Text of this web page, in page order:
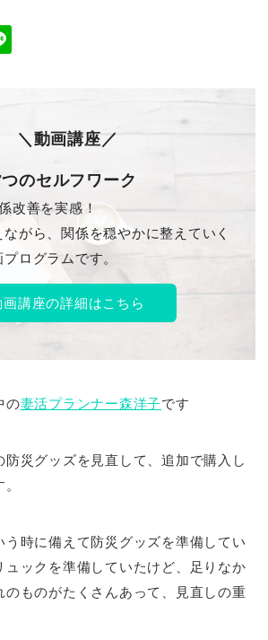
＼動画講座／
のセルフワーク
改善を実感！
がら、関係を穏やかに整えていく
ログラムです。
画講座の詳細はこちら
の妻活プランナー森洋子です
防災グッズを見直して、追加で購入し
う時に備えて防災グッズを準備してい
ュックを準備していたけど、足りなか
のものがたくさんあって、見直しの重